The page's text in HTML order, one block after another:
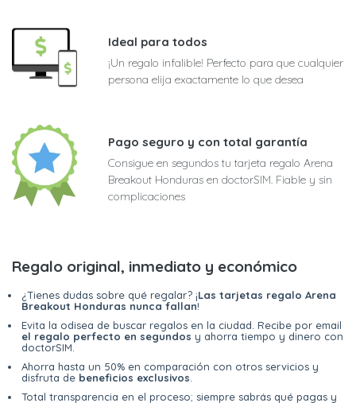
Ideal para todos
¡Un regalo infalible! Perfecto para que cualquier
persona elija exactamente lo que desea
Pago seguro y con total garantía
Consigue en segundos tu tarjeta regalo Arena
Breakout Honduras en doctorSIM. Fiable y sin
complicaciones
Regalo original, inmediato y económico
¿Tienes dudas sobre qué regalar? ¡Las tarjetas regalo Arena
Breakout Honduras nunca fallan!
Evita la odisea de buscar regalos en la ciudad. Recibe por email
el regalo perfecto en segundos y ahorra tiempo y dinero con
doctorSIM.
Ahorra hasta un 50% en comparación con otros servicios y
disfruta de beneficios exclusivos
Total transparencia en el proceso; siempre sabrás qué pagas y